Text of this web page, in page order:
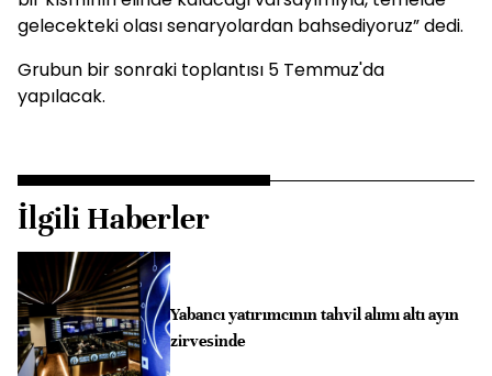
gelecekteki olası senaryolardan bahsediyoruz” dedi.
Grubun bir sonraki toplantısı 5 Temmuz'da
yapılacak.
İlgili Haberler
Yabancı yatırımcının tahvil alımı altı ayın
zirvesinde